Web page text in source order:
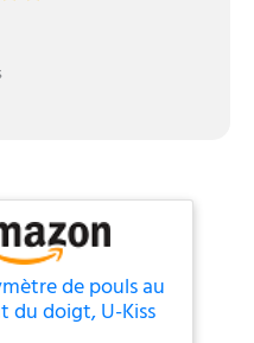
de pouls au
du doigt, U-Kiss